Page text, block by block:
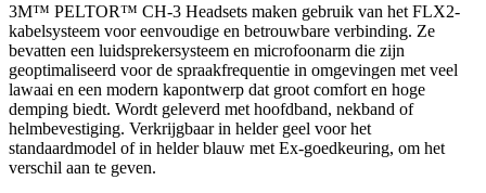
3M™ PELTOR™ CH-3 Headsets maken gebruik van het FLX2-
kabelsysteem voor eenvoudige en betrouwbare verbinding. Ze
bevatten een luidsprekersysteem en microfoonarm die zijn
geoptimaliseerd voor de spraakfrequentie in omgevingen met veel
lawaai en een modern kapontwerp dat groot comfort en hoge
demping biedt. Wordt geleverd met hoofdband, nekband of
helmbevestiging. Verkrijgbaar in helder geel voor het
standaardmodel of in helder blauw met Ex-goedkeuring, om het
verschil aan te geven.